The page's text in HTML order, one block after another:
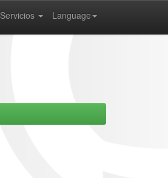
Language
Servicios